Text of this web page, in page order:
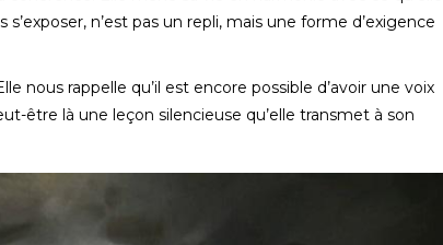
n’est pas un repli, mais une forme d’exigence
nous rappelle qu’il est encore possible d’avoir une voix
être là une leçon silencieuse qu’elle transmet à son